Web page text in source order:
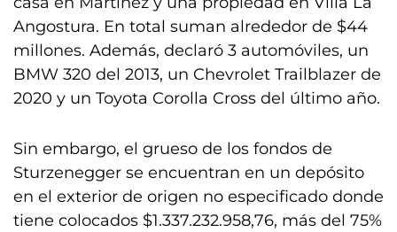
Angostura. En total suman alrededor de $44
millones. Además, declaró 3 automóviles, un
BMW 320 del 2013, un Chevrolet Trailblazer de
2020 y un Toyota Corolla Cross del último año.
Sin embargo, el grueso de los fondos de
Sturzenegger se encuentran en un depósito
en el exterior de origen no especificado donde
tiene colocados $1.337.232.958,76, más del 75%